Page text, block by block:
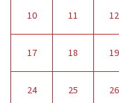
10 11 12
17 18 19
24 25 26